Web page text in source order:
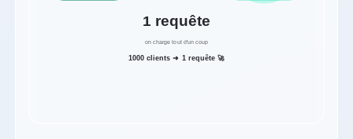
1 requête
on charge tout d'un coup
1000 clients ➜ 1 requête 🚀